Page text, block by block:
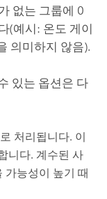
없는 그룹에 0
(예시: 온도 게이
의미하지 않음).
있는 옵션은 다
처리됩니다. 이
니다. 계수된 사
가능성이 높기 때